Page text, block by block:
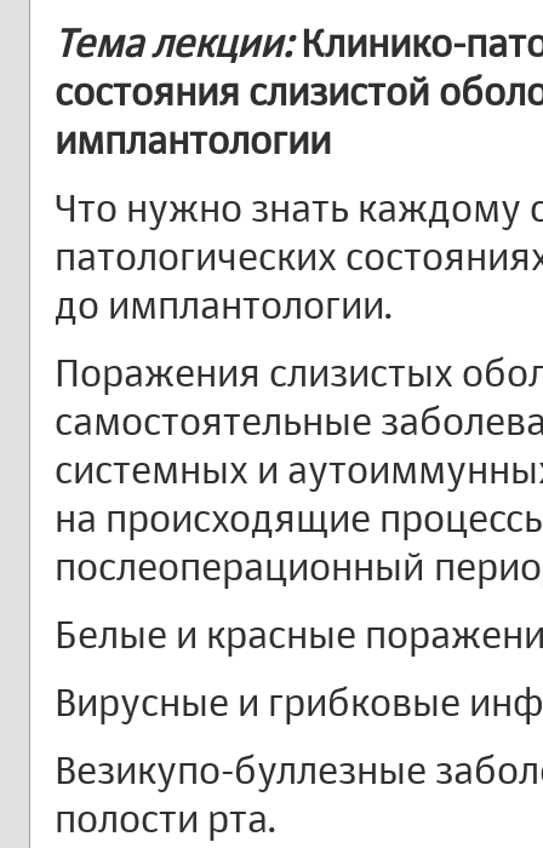
Тема лекции:Клинико-
состояния слизистой
имплантологии
Что нужно знать каждому
патологических
до имплантологии.
Поражения слизистых
самостоятельные
системных и
на происходящие
послеоперационный
Белые и красные
Вирусные и грибковые
Везикупо-буллезные
полости рта.